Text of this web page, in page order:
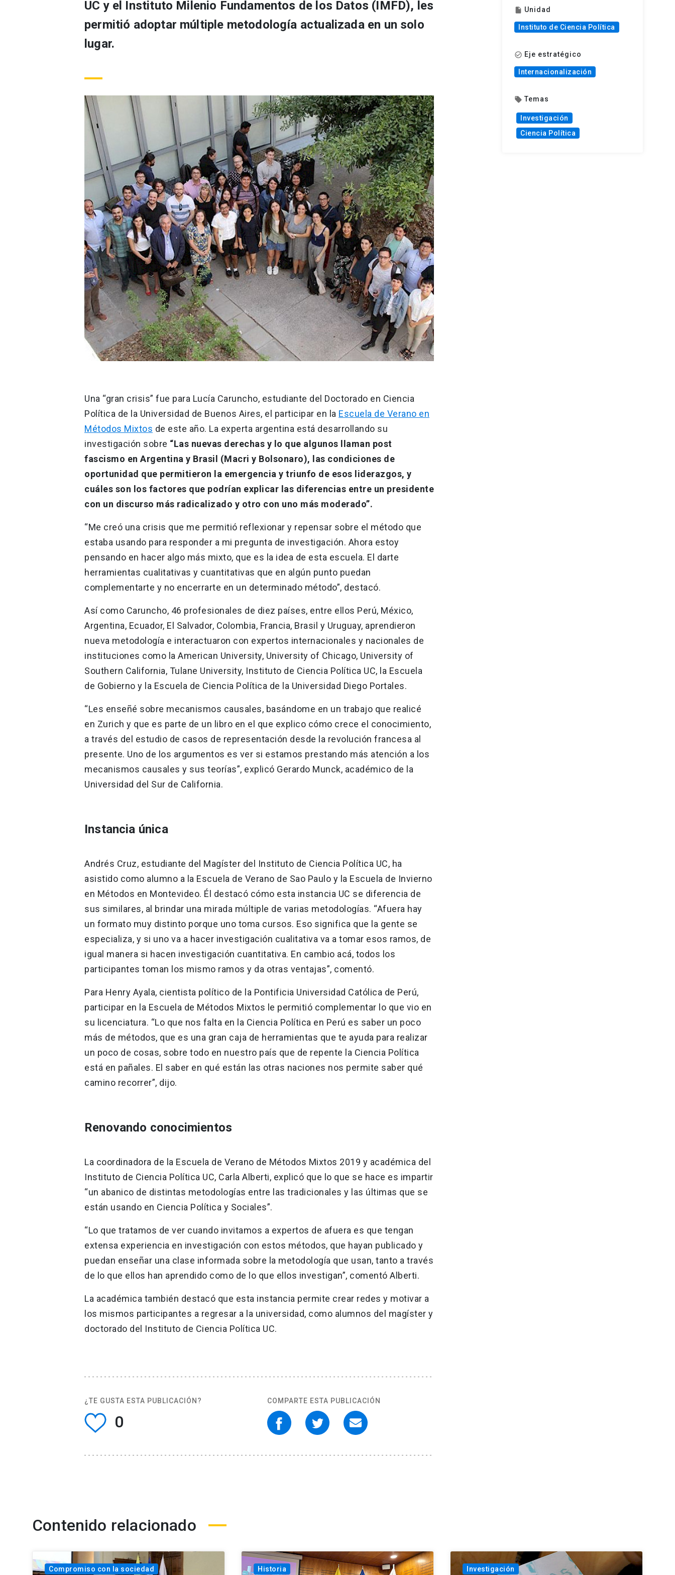
UC y el Instituto Milenio Fundamentos de los Datos (IMFD), les
permitió adoptar múltiple metodología actualizada en un solo
lugar.
Una “gran crisis” fue para Lucía Caruncho, estudiante del Doctorado en Ciencia
Política de la Universidad de Buenos Aires, el participar en la Escuela de Verano en
Métodos Mixtos de este año. La experta argentina está desarrollando su
investigación sobre “Las nuevas derechas y lo que algunos llaman post
fascismo en Argentina y Brasil (Macri y Bolsonaro), las condiciones de
oportunidad que permitieron la emergencia y triunfo de esos liderazgos, y
cuáles son los factores que podrían explicar las diferencias entre un presidente
con un discurso más radicalizado y otro con uno más moderado”.
“Me creó una crisis que me permitió reflexionar y repensar sobre el método que
estaba usando para responder a mi pregunta de investigación. Ahora estoy
pensando en hacer algo más mixto, que es la idea de esta escuela. El darte
herramientas cualitativas y cuantitativas que en algún punto puedan
complementarte y no encerrarte en un determinado método”, destacó.
Así como Caruncho, 46 profesionales de diez países, entre ellos Perú, México,
Argentina, Ecuador, El Salvador, Colombia, Francia, Brasil y Uruguay, aprendieron
nueva metodología e interactuaron con expertos internacionales y nacionales de
instituciones como la American University, University of Chicago, University of
Southern California, Tulane University, Instituto de Ciencia Política UC, la Escuela
de Gobierno y la Escuela de Ciencia Política de la Universidad Diego Portales.
“Les enseñé sobre mecanismos causales, basándome en un trabajo que realicé
en Zurich y que es parte de un libro en el que explico cómo crece el conocimiento,
a través del estudio de casos de representación desde la revolución francesa al
presente. Uno de los argumentos es ver si estamos prestando más atención a los
mecanismos causales y sus teorías”, explicó Gerardo Munck, académico de la
Universidad del Sur de California.
Instancia única
Andrés Cruz, estudiante del Magíster del Instituto de Ciencia Política UC, ha
asistido como alumno a la Escuela de Verano de Sao Paulo y la Escuela de Invierno
en Métodos en Montevideo. Él destacó cómo esta instancia UC se diferencia de
sus similares, al brindar una mirada múltiple de varias metodologías. “Afuera hay
un formato muy distinto porque uno toma cursos. Eso significa que la gente se
especializa, y si uno va a hacer investigación cualitativa va a tomar esos ramos, de
igual manera si hacen investigación cuantitativa. En cambio acá, todos los
participantes toman los mismo ramos y da otras ventajas”, comentó.
Para Henry Ayala, cientista político de la Pontificia Universidad Católica de Perú,
participar en la Escuela de Métodos Mixtos le permitió complementar lo que vio en
su licenciatura. “Lo que nos falta en la Ciencia Política en Perú es saber un poco
más de métodos, que es una gran caja de herramientas que te ayuda para realizar
un poco de cosas, sobre todo en nuestro país que de repente la Ciencia Política
está en pañales. El saber en qué están las otras naciones nos permite saber qué
camino recorrer”, dijo.
Renovando conocimientos
La coordinadora de la Escuela de Verano de Métodos Mixtos 2019 y académica del
Instituto de Ciencia Política UC, Carla Alberti, explicó que lo que se hace es impartir
“un abanico de distintas metodologías entre las tradicionales y las últimas que se
están usando en Ciencia Política y Sociales”.
“Lo que tratamos de ver cuando invitamos a expertos de afuera es que tengan
extensa experiencia en investigación con estos métodos, que hayan publicado y
puedan enseñar una clase informada sobre la metodología que usan, tanto a través
de lo que ellos han aprendido como de lo que ellos investigan”, comentó Alberti.
La académica también destacó que esta instancia permite crear redes y motivar a
los mismos participantes a regresar a la universidad, como alumnos del magíster y
doctorado del Instituto de Ciencia Política UC.
¿TE GUSTA ESTA PUBLICACIÓN?
0
COMPARTE ESTA PUBLICACIÓN
insert_drive_file Unidad
Instituto de Ciencia Política
check_circle_outline Eje estratégico
Internacionalización
local_offer Temas
Investigación
Ciencia Política
Contenido relacionado
Compromiso con la sociedad Historia Investigación